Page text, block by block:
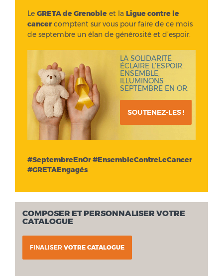
Le GRETA de Grenoble et la Ligue contre le
cancer comptent sur vous pour faire de ce mois
de septembre un élan de générosité et d’espoir.
LA SOLIDARITÉ
ÉCLAIRE L’ESPOIR.
ENSEMBLE,
ILLUMINONS
SEPTEMBRE EN OR.
SOUTENEZ-LES !
#SeptembreEnOr #EnsembleContreLeCancer
#GRETAEngagés
COMPOSER ET PERSONNALISER VOTRE
CATALOGUE
FINALISER VOTRE CATALOGUE